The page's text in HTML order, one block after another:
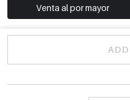
Venta al por mayor
ADD